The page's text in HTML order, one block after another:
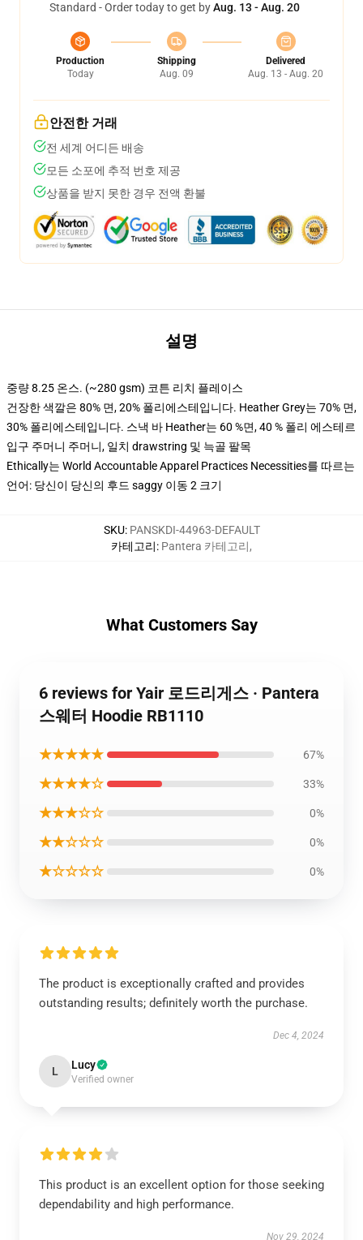
Standard - Order today to get byAug. 13 - Aug. 20
Production
Today
Shipping
Aug. 09
Delivered
Aug. 13 - Aug. 20
안전한 거래
전 세계 어디든 배송
모든 소포에 추적 번호 제공
상품을 받지 못한 경우 전액 환불
설명
중량 8.25 온스. (~280 gsm) 코튼 리치 플레이스
건장한 색깔은 80% 면, 20% 폴리에스테입니다. Heather Grey는 70% 면,
30% 폴리에스테입니다. 스낵 바 Heather는 60 %면, 40 % 폴리 에스테르
입구 주머니 주머니, 일치 drawstring 및 늑골 팔목
Ethically는 World Accountable Apparel Practices Necessities를 따르는
언어: 당신이 당신의 후드 saggy 이동 2 크기
SKU: PANSKDI-44963-DEFAULT
카테고리: Pantera 카테고리,
What Customers Say
6 reviews for Yair 로드리게스 · Pantera
스웨터 Hoodie RB1110
★★★★★ 67%
★★★★☆ 33%
★★★☆☆ 0%
★★☆☆☆ 0%
★☆☆☆☆ 0%
The product is exceptionally crafted and provides
outstanding results; definitely worth the purchase.
Dec 4, 2024
L Lucy
Verified owner
This product is an excellent option for those seeking
dependability and high performance.
Nov 29, 2024